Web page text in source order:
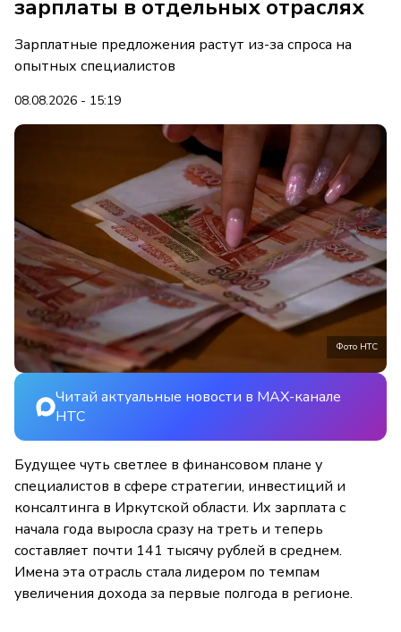
зарплаты в отдельных отраслях
Зарплатные предложения растут из-за спроса на
опытных специалистов
08.08.2026 - 15:19
Фото НТС
Читай актуальные новости в MAX-канале
НТС
Будущее чуть светлее в финансовом плане у
специалистов в сфере стратегии, инвестиций и
консалтинга в Иркутской области. Их зарплата с
начала года выросла сразу на треть и теперь
составляет почти 141 тысячу рублей в среднем.
Имена эта отрасль стала лидером по темпам
увеличения дохода за первые полгода в регионе.